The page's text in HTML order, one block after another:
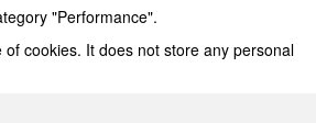
"Performance".
cookies. It does not store any personal